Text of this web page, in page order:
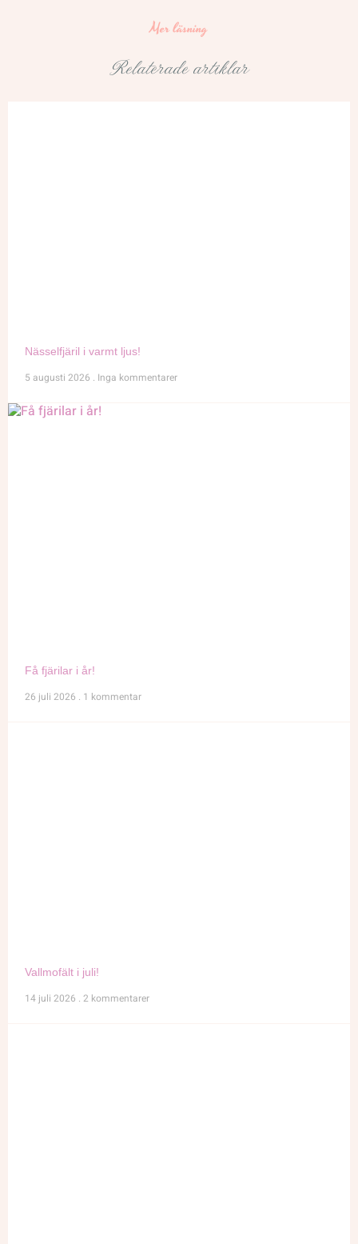
Mer läsning
Relaterade artiklar
Nässelfjäril i varmt ljus!
5 augusti 2026 Inga kommentarer
Få fjärilar i år!
26 juli 2026 1 kommentar
Vallmofält i juli!
14 juli 2026 2 kommentarer